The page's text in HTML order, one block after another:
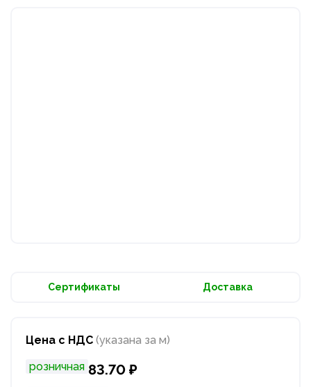
Сертификаты Доставка
Цена с НДС (указана за м)
розничная 83.70 ₽